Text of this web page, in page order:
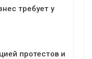
требует у
протестов и